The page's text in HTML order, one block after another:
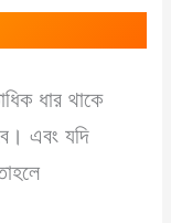
ধার থাকে
এবং যদি